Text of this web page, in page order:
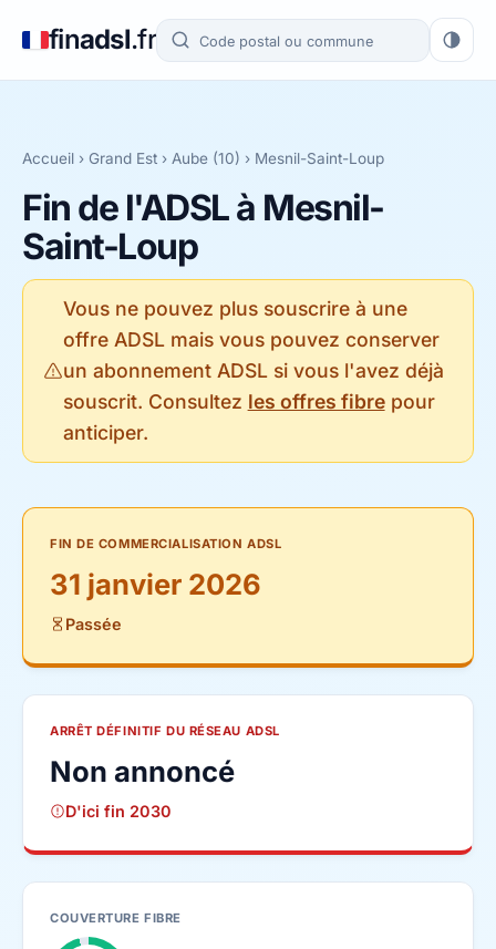
finadsl.fr
Accueil › Grand Est › Aube (10) › Mesnil-Saint-Loup
Fin de l'ADSL à Mesnil-
Saint-Loup
Vous ne pouvez plus souscrire à une
offre ADSL mais vous pouvez conserver
un abonnement ADSL si vous l'avez déjà
souscrit. Consultez les offres fibrepour
anticiper.
FIN DE COMMERCIALISATION ADSL
31 janvier 2026
Passée
ARRÊT DÉFINITIF DU RÉSEAU ADSL
Non annoncé
D'ici fin 2030
COUVERTURE FIBRE